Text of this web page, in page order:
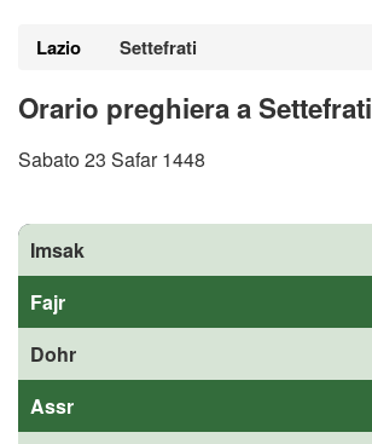
Lazio Settefrati
Orario preghiera a Settefrati
Sabato 23 Safar 1448
Imsak
Fajr
Dohr
Assr